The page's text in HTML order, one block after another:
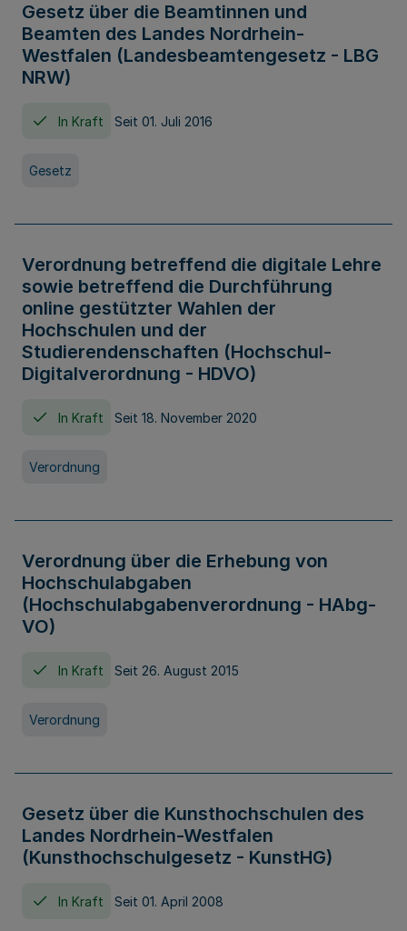
Gesetz über die Beamtinnen und
Beamten des Landes Nordrhein-
Westfalen (Landesbeamtengesetz - LBG
NRW)
In Kraft Seit 01. Juli 2016
Gesetz
Verordnung betreffend die digitale Lehre
sowie betreffend die Durchführung
online gestützter Wahlen der
Hochschulen und der
Studierendenschaften (Hochschul-
Digitalverordnung - HDVO)
In Kraft Seit 18. November 2020
Verordnung
Verordnung über die Erhebung von
Hochschulabgaben
(Hochschulabgabenverordnung - HAbg-
VO)
In Kraft Seit 26. August 2015
Verordnung
Gesetz über die Kunsthochschulen des
Landes Nordrhein-Westfalen
(Kunsthochschulgesetz - KunstHG)
In Kraft Seit 01. April 2008